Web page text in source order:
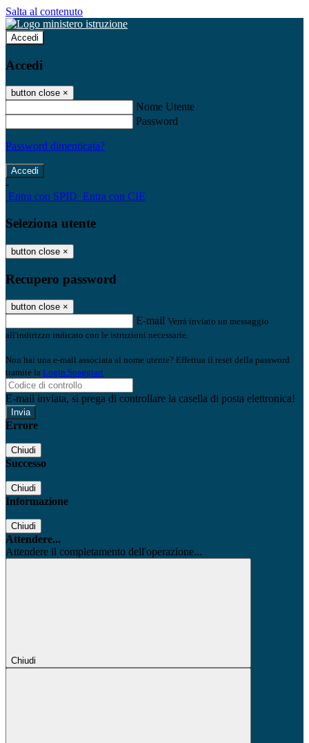
Salta al contenuto
Accedi
Accedi
button close ×
Nome Utente
Password
Password dimenticata?
-
Entra con SPID Entra con CIE
Seleziona utente
button close ×
Recupero password
button close ×
E-mail Verrà inviato un messaggio
all'indirizzo indicato con le istruzioni necessarie.
Non hai una e-mail associata al nome utente? Effettua il reset della password
tramite la Login Spaggiari
E-mail inviata, si prega di controllare la casella di posta elettronica!
Errore
Chiudi
Successo
Chiudi
Informazione
Chiudi
Attendere...
Attendere il completamento dell'operazione...
Chiudi